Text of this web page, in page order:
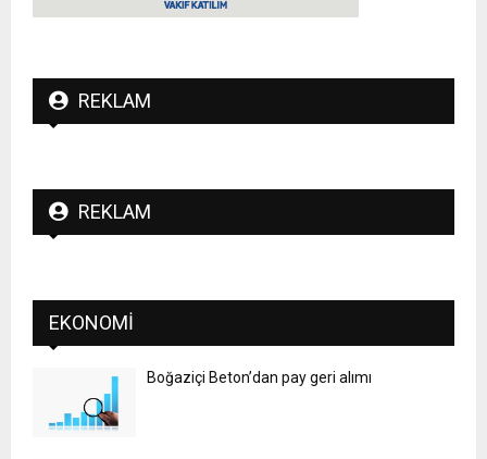
REKLAM
REKLAM
EKONOMI
Boğaziçi Beton’dan pay geri alımı